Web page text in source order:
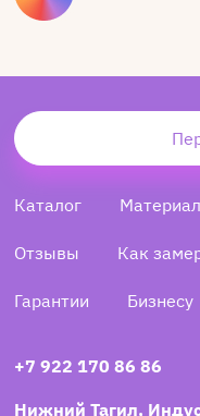
Каталог
Отзывы Как
Гарантии Бизнесу
+7 922 170 86 86
Нижний Тагил,